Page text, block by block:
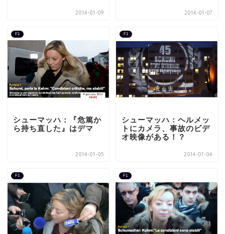
2014-01-09 2014-01-07
F1
シューマッハ：『危篤か
ら持ち直した』はデマ
2014-01-05
F1
シューマッハ：ヘルメッ
トにカメラ、事故のビデ
オ映像がある！？
2014-01-04
F1 F1